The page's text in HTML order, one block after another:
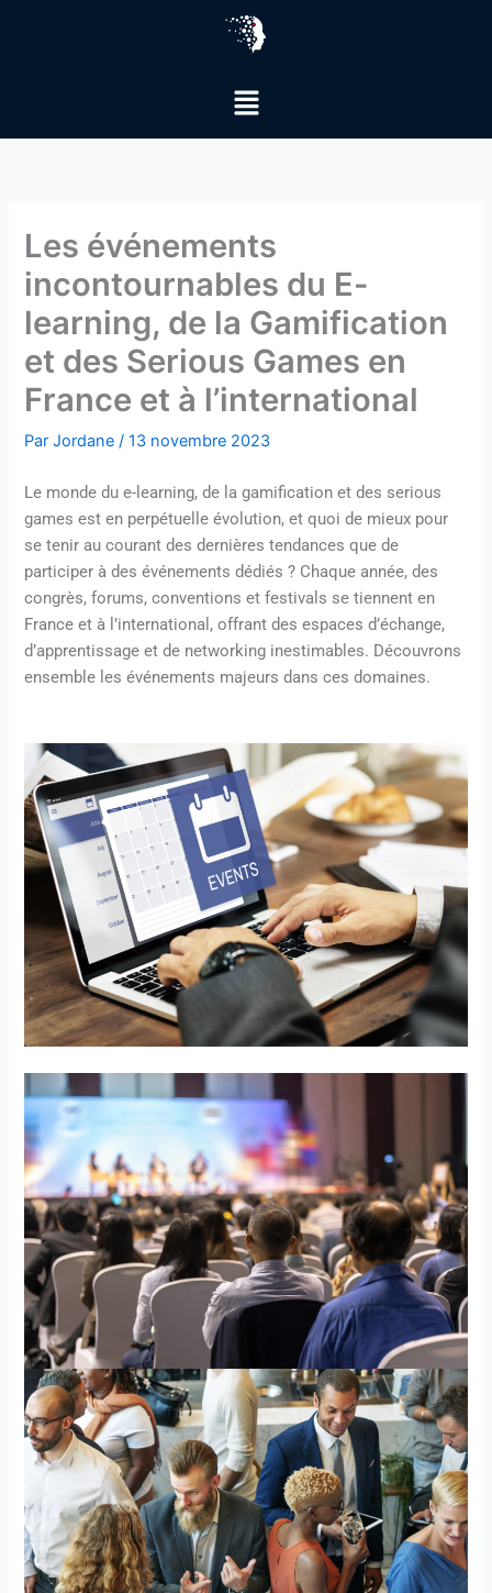
Menu
Les événements
incontournables du E-
learning, de la Gamification
et des Serious Games en
France et à l’international
ParJordane/13 novembre 2023
Le monde du e-learning, de la gamification et des serious
games est en perpétuelle évolution, et quoi de mieux pour
se tenir au courant des dernières tendances que de
participer à des événements dédiés ? Chaque année, des
congrès, forums, conventions et festivals se tiennent en
France et à l’international, offrant des espaces d’échange,
d’apprentissage et de networking inestimables. Découvrons
ensemble les événements majeurs dans ces domaines.